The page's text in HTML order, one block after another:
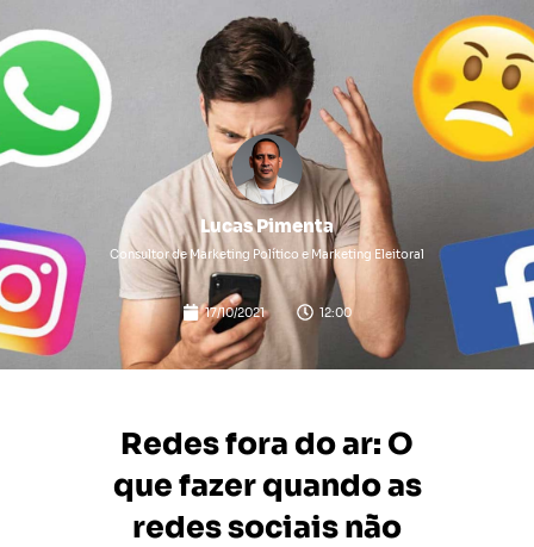
Lucas Pimenta
Consultor de Marketing Político e Marketing Eleitoral
17/10/2021 12:00
Redes fora do ar: O
que fazer quando as
redes sociais não